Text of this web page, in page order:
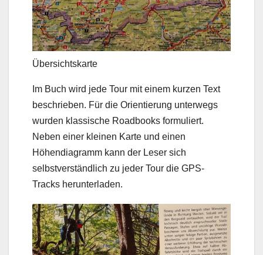
Übersichtskarte
Im Buch wird jede Tour mit einem kurzen Text
beschrieben. Für die Orientierung unterwegs
wurden klassische Roadbooks formuliert.
Neben einer kleinen Karte und einen
Höhendiagramm kann der Leser sich
selbstverständlich zu jeder Tour die GPS-
Tracks herunterladen.